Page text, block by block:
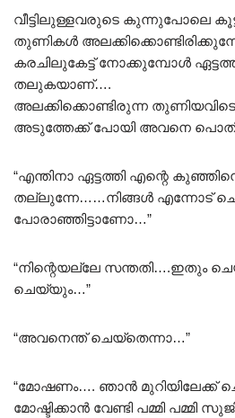
വീട്ടിലുള്ളവരുടെ കുന്നുപോലെ
തുണികൾ
കരചിലുകേട്ട് നോക്കുമ്പോൾ
തലുകയാണ്….
അലക്കിക്കൊണ്ടിരുന്ന
അടുത്തേക്ക് പോയി അവനെ
“എന്തിനാ ഏട്ടത്തി എന്റെ
തല്ലുന്നേ……നിങ്ങൾ എന്നോട്
പോരാഞ്ഞിട്ടാണോ…”
“നിന്റെയല്ലേ സന്തതി….ഇതും
ചെയ്യും…”
“അവനെന്ത് ചെയ്തെന്നാ…”
“മോഷണം…. ഞാൻ
മോഷ്ടിക്കാൻ വേണ്ടി പമ്മി പമ്മി